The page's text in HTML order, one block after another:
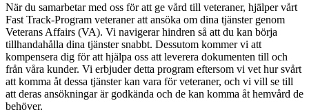
När du samarbetar med oss för att ge vård till veteraner, hjälper vårt
Fast Track-Program veteraner att ansöka om dina tjänster genom
Veterans Affairs (VA). Vi navigerar hindren så att du kan börja
tillhandahålla dina tjänster snabbt. Dessutom kommer vi att
kompensera dig för att hjälpa oss att leverera dokumenten till och
från våra kunder. Vi erbjuder detta program eftersom vi vet hur svårt
att komma åt dessa tjänster kan vara för veteraner, och vi vill se till
att deras ansökningar är godkända och de kan komma åt hemvård de
behöver.